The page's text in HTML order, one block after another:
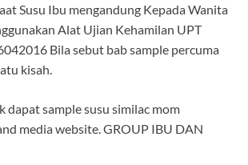
Susu Ibu mengandung Kepada Wanita
Alat Ujian Kehamilan UPT
Bila sebut bab sample percuma
kisah.
dapat sample susu similac mom
media website. GROUP IBU DAN